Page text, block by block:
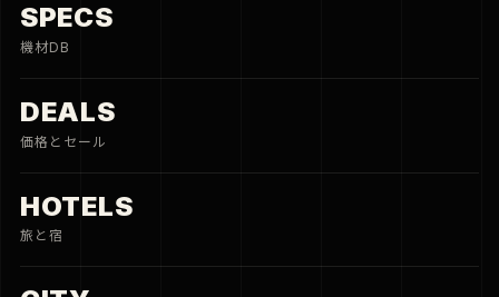
SPECS
機材DB
DEALS
価格とセール
HOTELS
旅と宿